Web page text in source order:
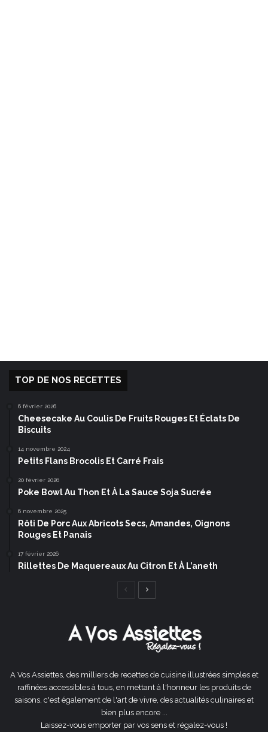
TOP DE NOS RECETTES
6 février 2026
Cheesecake Au Coulis De Fruits Rouges Et Éclats De
Biscuits
14 novembre 2024
Petits Flans Brocolis Et Carré Frais
20 février 2026
Poke Bowl Au Thon Et À La Sauce Soja Sucrée
6 novembre 2025
Rôti De Porc Aux Abricots Secs, Amandes, Oignons
Rouges Et Panais
17 février 2026
Rillettes De Maquereaux Au Citron Et À L’aneth
Page
A Vos Assiettes, des milliers de recettes de cuisine illustrées simples et
raffinées accessibles à tous, en mettant à l'honneur les produits de
saisons, c'est également de l'art de vivre, des actualités culinaires et
bien plus encore ...
Laissez-vous emporter par vos sens et régalez-vous !